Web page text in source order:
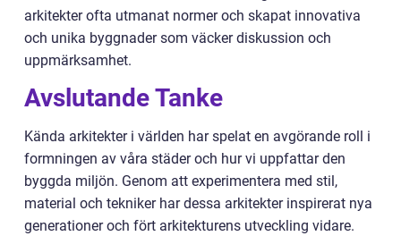
arkitekter ofta utmanat normer och skapat innovativa
och unika byggnader som väcker diskussion och
uppmärksamhet.
Avslutande Tanke
Kända arkitekter i världen har spelat en avgörande roll i
formningen av våra städer och hur vi uppfattar den
byggda miljön. Genom att experimentera med stil,
material och tekniker har dessa arkitekter inspirerat nya
generationer och fört arkitekturens utveckling vidare.